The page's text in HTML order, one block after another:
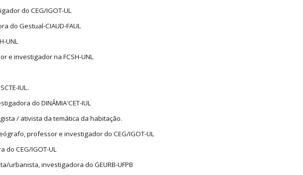
do CEG/IGOT-UL
do Gestual-CIAUD-FAUL
UNL
e investigador na FCSH-UNL
IUL.
do DINÂMIA'CET-IUL
/ ativista da temática da habitação.
professor e investigador do CEG/IGOT-UL
do CEG/IGOT-UL
urbanista, investigadora do GEURB-UFPB